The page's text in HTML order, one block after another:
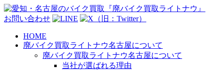
お問い合わせ
HOME
廃バイク買取ライトナウ名古屋について
廃バイク買取ライトナウ名古屋について
当社が選ばれる理由